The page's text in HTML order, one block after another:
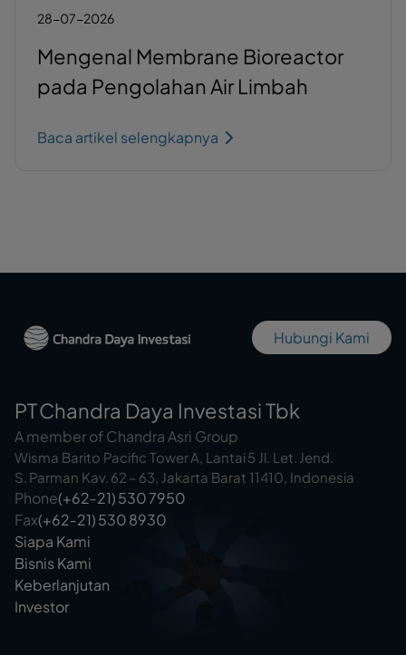
28-07-2026
Mengenal Membrane Bioreactor
pada Pengolahan Air Limbah
Baca artikel selengkapnya
Hubungi Kami
PT Chandra Daya Investasi Tbk
A member of Chandra Asri Group
Wisma Barito Pacific Tower A, Lantai 5 Jl. Let. Jend.
S. Parman Kav. 62 – 63, Jakarta Barat 11410, Indonesia
Phone(+62‑21) 530 7950
Fax(+62‑21) 530 8930
Siapa Kami
Bisnis Kami
Keberlanjutan
Investor